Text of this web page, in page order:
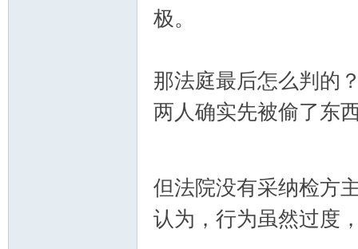
极。
那法庭最后怎么判的
两人确实先被偷了东
但法院没有采纳检方
认为，行为虽然过度